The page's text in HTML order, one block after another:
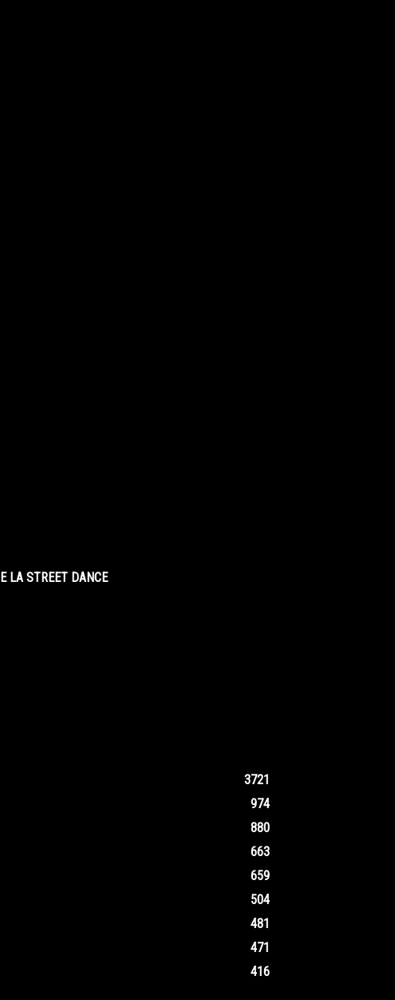
LA STREET DANCE
3721
974
880
663
659
504
481
471
416